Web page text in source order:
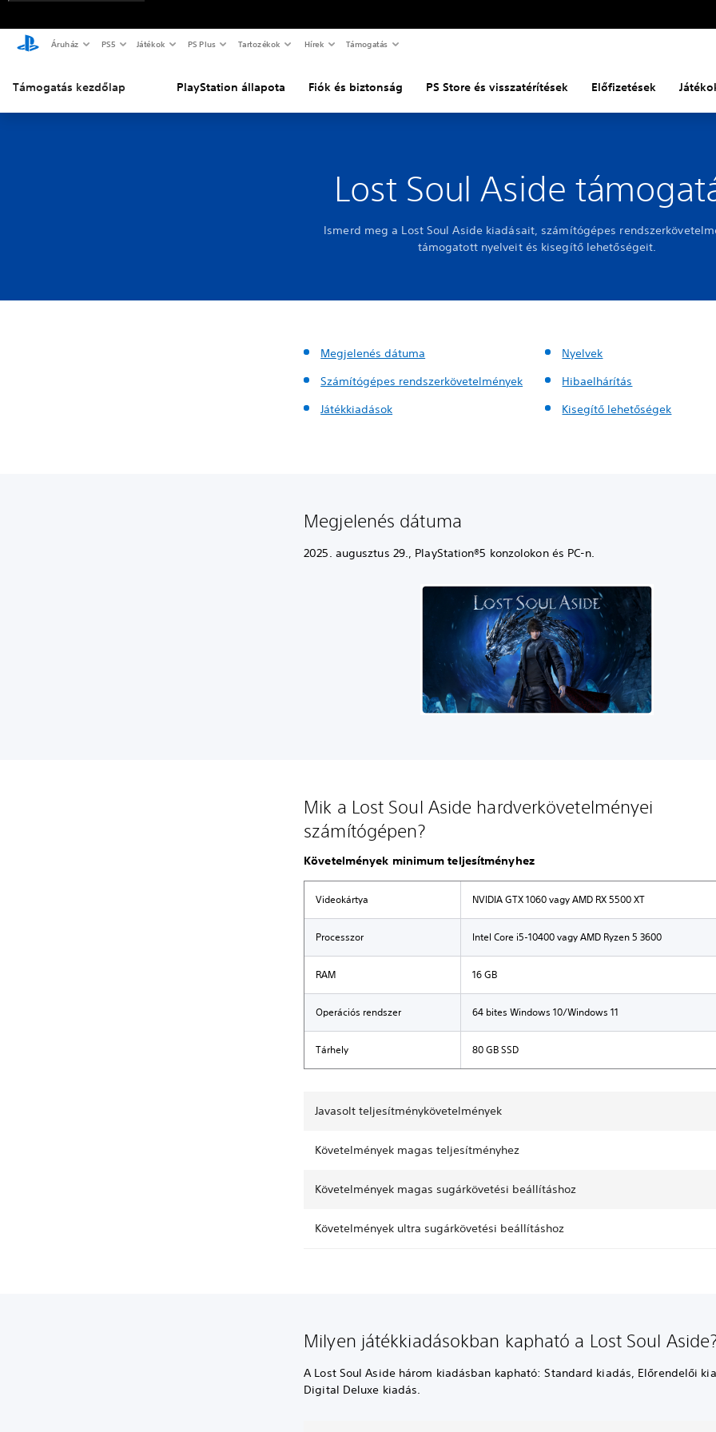
Áruház PS5 Játékok PS Plus Tartozékok Hírek Támogatás
Támogatás kezdőlap PlayStation állapota Fiók és biztonság PS Store és visszatérítések Előfizetések
Lost Soul Aside
Ismerd meg a Lost Soul Aside kiadásait, számítógépes
támogatott nyelveit és kisegítő lehetőségeit.
Megjelenés dátuma
Számítógépes rendszerkövetelmények
Játékkiadások
Nyelvek
Hibaelhárítás
Kisegítő lehetőségek
Megjelenés dátuma
2025. augusztus 29., PlayStation®5 konzolokon és PC-n.
Mik a Lost Soul Aside hardverkövetelményei
számítógépen?
Követelmények minimum teljesítményhez
Videokártya NVIDIA GTX 1060 vagy AMD RX 5500 XT
Processzor Intel Core i5-10400 vagy AMD Ryzen 5 3600
RAM 16 GB
Operációs rendszer 64 bites Windows 10/Windows 11
Tárhely 80 GB SSD
Javasolt teljesítménykövetelmények
Követelmények magas teljesítményhez
Követelmények magas sugárkövetési beállításhoz
Követelmények ultra sugárkövetési beállításhoz
Milyen játékkiadásokban kapható a Lost Soul
A Lost Soul Aside három kiadásban kapható: Standard kiadás, Előrendelői
Digital Deluxe kiadás.